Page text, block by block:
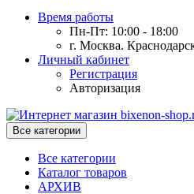
Время работы
Пн-Пт: 10:00 - 18:00
г. Москва.
Личный кабинет
Регистрация
Авторизация
Все категории
Все категории
Каталог товаров
АРХИВ